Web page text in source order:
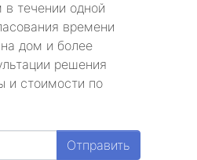
течении одной
времени
дом и более
решения
и стоимости по
Отправить